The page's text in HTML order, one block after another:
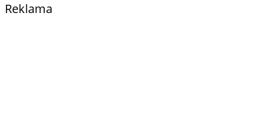
Reklama